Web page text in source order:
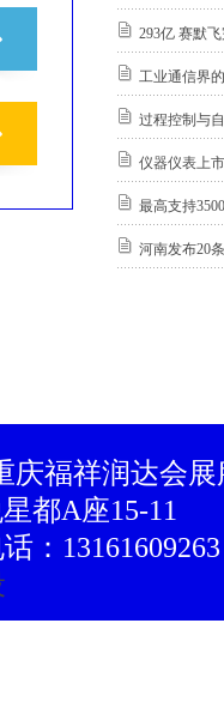
293亿 赛默
工业通信界
过程控制与
仪器仪表上
最高支持
河南发布20
庆福祥润达会
都A座15-11
：